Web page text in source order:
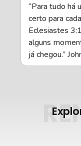
“Para tudo há
certo para
Eclesiastes
alguns
já chegou.”